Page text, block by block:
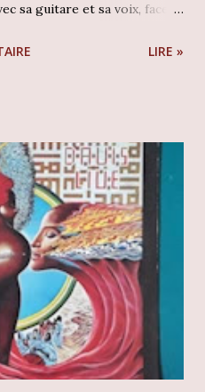
sa guitare et sa voix, face à
Arts de Mexico . Ce n'est pas
plus qu'un disque de
philosophique mis en
homme qui se définissait
de Dieu". Facundo Cabral -
l'image pour les détails)
De Bellas Artes
essentiel pour quiconque
LIRE »